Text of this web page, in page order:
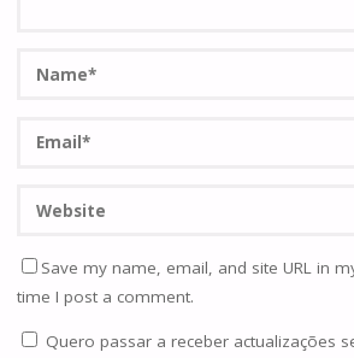
Save my name, email, and site URL in
time I post a comment.
Quero passar a receber actualizações